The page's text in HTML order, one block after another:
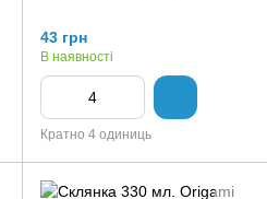
43 грн
В наявності
Кратно 4 одиниць